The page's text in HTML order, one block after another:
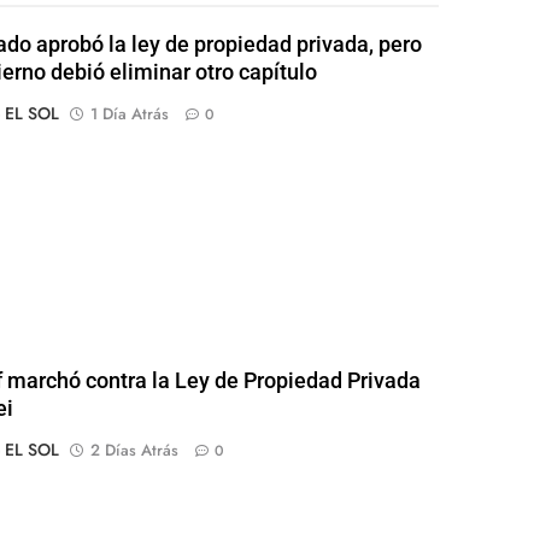
aprobó la ley de propiedad privada, pero
debió eliminar otro capítulo
SOL
1 Día Atrás 0
marchó contra la Ley de Propiedad Privada
SOL
2 Días Atrás 0